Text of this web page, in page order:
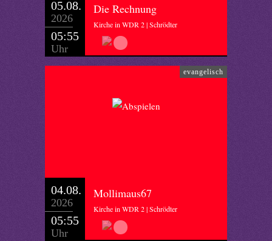
05.08.
2026
05:55
Uhr
Die Rechnung
Kirche in WDR 2 | Schrödter
evangelisch
04.08.
2026
05:55
Uhr
Mollimaus67
Kirche in WDR 2 | Schrödter